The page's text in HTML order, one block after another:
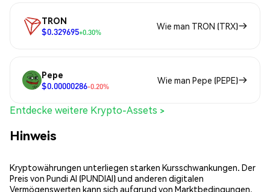
TRON
$0.329695+0.30%
Wie man TRON (TRX)
Pepe
$0.00000286-0.20%
Wie man Pepe (PEPE)
Entdecke weitere Krypto-Assets >
Hinweis
Kryptowährungen unterliegen starken Kursschwankungen. Der
Preis von Pundi AI (PUNDIAI) und anderen digitalen
Vermögenswerten kann sich aufgrund von Marktbedingungen,